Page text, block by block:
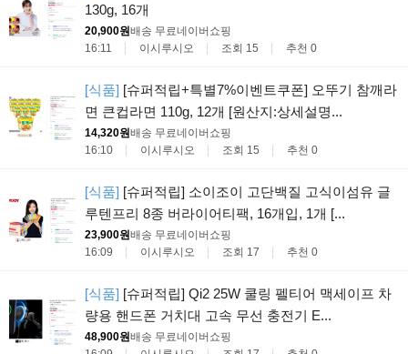
130g, 16개
20,900원배송 무료네이버쇼핑
16:11
이시루시오 조회 15 추천 0
[식품] [슈퍼적립+특별7%이벤트쿠폰] 오뚜기 참깨라
면 큰컵라면 110g, 12개 [원산지:상세설명...
14,320원배송 무료네이버쇼핑
16:10
이시루시오 조회 15 추천 0
[식품] [슈퍼적립] 소이조이 고단백질 고식이섬유 글
루텐프리 8종 버라이어티팩, 16개입, 1개 [...
23,900원배송 무료네이버쇼핑
16:09
이시루시오 조회 17 추천 0
[식품] [슈퍼적립] Qi2 25W 쿨링 펠티어 맥세이프 차
량용 핸드폰 거치대 고속 무선 충전기 E...
48,900원배송 무료네이버쇼핑